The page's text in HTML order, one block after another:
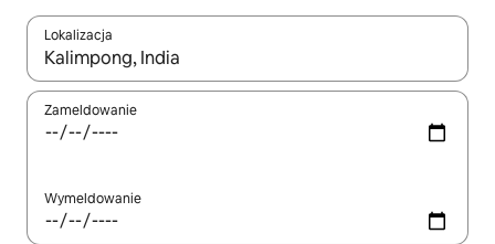
Lokalizacja
Gdy wyniki będą dostępne, możesz poruszać się po nich za
Zameldowanie
Wymeldowanie